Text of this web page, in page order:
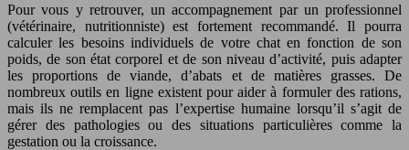
Pour vous y retrouver, un accompagnement par un professionnel
(vétérinaire, nutritionniste) est fortement recommandé. Il pourra
calculer les besoins individuels de votre chat en fonction de son
poids, de son état corporel et de son niveau d’activité, puis adapter
les proportions de viande, d’abats et de matières grasses. De
nombreux outils en ligne existent pour aider à formuler des rations,
mais ils ne remplacent pas l’expertise humaine lorsqu’il s’agit de
gérer des pathologies ou des situations particulières comme la
gestation ou la croissance.